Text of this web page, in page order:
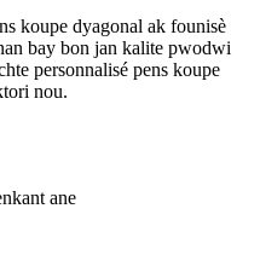
koupe dyagonal ak founisè
bay bon jan kalite pwodwi
personnalisé pens koupe
nou.
ane